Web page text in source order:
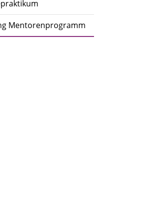
Mentorenprogramm